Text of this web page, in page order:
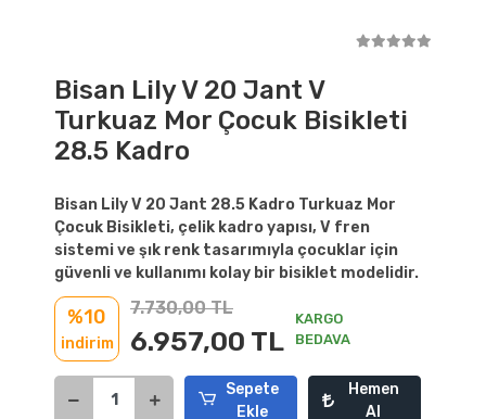
Bisan Lily V 20 Jant V
Turkuaz Mor Çocuk Bisikleti
28.5 Kadro
Bisan Lily V 20 Jant 28.5 Kadro Turkuaz Mor
Çocuk Bisikleti, çelik kadro yapısı, V fren
sistemi ve şık renk tasarımıyla çocuklar için
güvenli ve kullanımı kolay bir bisiklet modelidir.
%10
indirim
7.730,00 TL
6.957,00 TL
KARGO
BEDAVA
Sepete
Ekle
Hemen
Al